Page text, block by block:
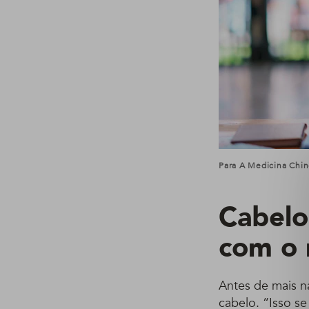
Para A Medicina
com o
Antes de mais
cabelo. “Isso